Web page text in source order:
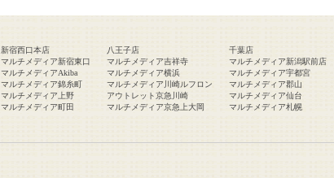
新宿西口本店
マルチメディア新宿東口
マルチメディアAkiba
マルチメディア錦糸町
マルチメディア上野
マルチメディア町田
八王子店
マルチメディア吉祥寺
マルチメディア横浜
マルチメディア川崎ルフロン
アウトレット京急川崎
マルチメディア京急上大岡
千葉店
マルチメディア新潟駅前店
マルチメディア宇都宮
マルチメディア郡山
マルチメディア仙台
マルチメディア札幌